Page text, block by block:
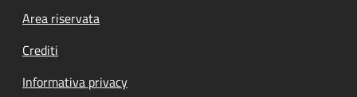
Footer menu
Area riservata
Crediti
Informativa privacy